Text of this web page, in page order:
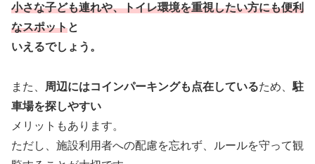
小さな子ども連れや、トイレ環境を重視したい方にも便利
なスポットと
いえるでしょう。
また、 周辺にはコインパーキングも点在しているため、 駐
車場を探しやすい
メリットもあります。
ただし、施設利用者への配慮を忘れず、ルールを守って観